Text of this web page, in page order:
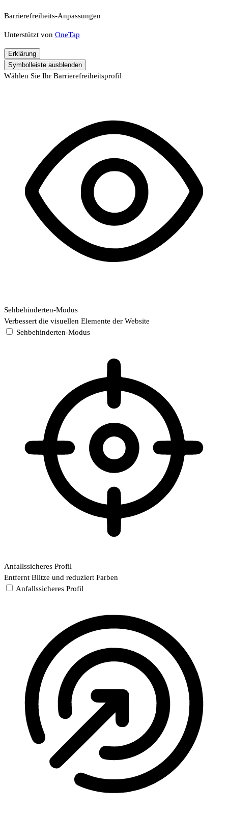
Barrierefreiheits-Anpassungen
Unterstützt von OneTap
Erklärung
Symbolleiste ausblenden
Wählen Sie Ihr Barrierefreiheitsprofil
Sehbehinderten-Modus
Verbessert die visuellen Elemente der Website
Sehbehinderten-Modus
Anfallssicheres Profil
Entfernt Blitze und reduziert Farben
Anfallssicheres Profil